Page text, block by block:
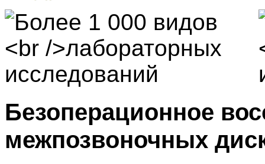
Безоперационное
межпозвоночных